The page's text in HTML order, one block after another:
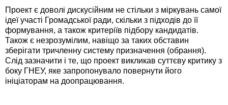
Проект є доволі дискусійним не стільки з міркувань самої
ідеї участі Громадської ради, скільки з підходів до її
формування, а також критеріїв підбору кандидатів.
Також є незрозумілим, навіщо за таких обставин
зберігати тричленну систему призначення (обрання).
Слід зазначити і те, що проект викликав суттєву критику з
боку ГНЕУ, яке запропонувало повернути його
ініціаторам на доопрацювання.